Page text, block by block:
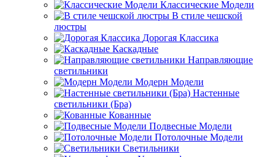
Классические Модели
В стиле чешской
люстры
Дорогая Классика
Каскадные
Направляющие
светильники
Модерн Модели
Настенные
светильники (Бра)
Кованные
Подвесные Модели
Потолочные Модели
Светильники